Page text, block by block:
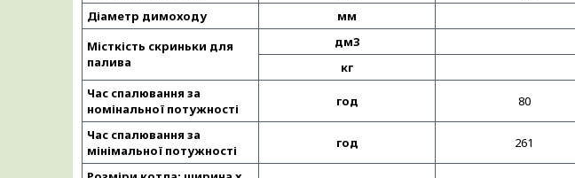
Діаметр димоходу
мм
Місткість скриньки для
палива
дм3
кг
Час спалювання за
номінальної потужності
год 80
Час спалювання за
мінімальної потужності
год 261